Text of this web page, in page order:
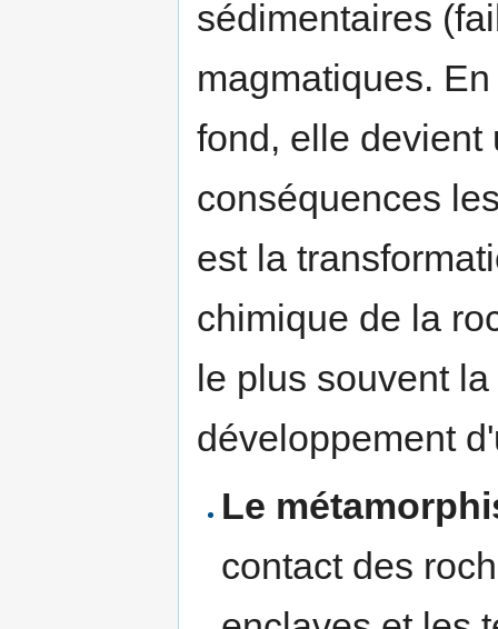
sédimentaires
magmatiques.
fond, elle devient
conséquences
est la
chimique de la
le plus souvent
développement
Le
contact des